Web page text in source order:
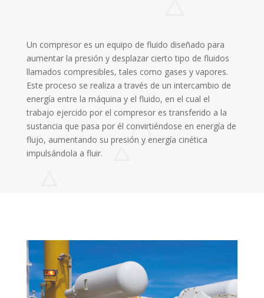
Un compresor es un equipo de fluido diseñado para
aumentar la presión y desplazar cierto tipo de fluidos
llamados compresibles, tales como gases y vapores.
Este proceso se realiza a través de un intercambio de
energía entre la máquina y el fluido, en el cual el
trabajo ejercido por el compresor es transferido a la
sustancia que pasa por él convirtiéndose en energía de
flujo, aumentando su presión y energía cinética
impulsándola a fluir.